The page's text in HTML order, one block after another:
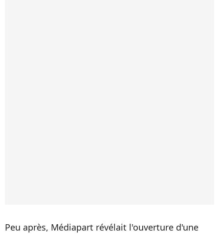
Peu après, Médiapart révélait l'ouverture d'une